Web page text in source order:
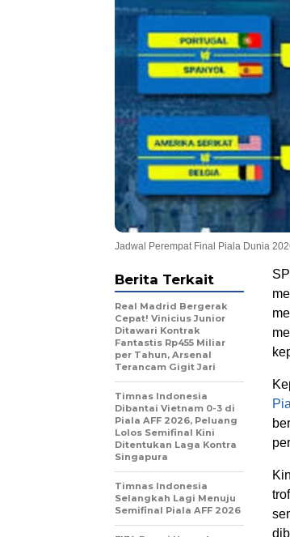
Jadwal Perempat Final Piala Dunia
Berita Terkait
Real Madrid Bergerak
Cepat! Vinicius Junior
Ditawari Kontrak
Fantastis Rp455 Miliar
per Tahun, Arsenal
Terancam Gigit Jari
Timnas Indonesia
Dibantai Vietnam 0-3 di
Piala AFF 2026, Peluang
Lolos Semifinal Kini
Ditentukan Laga Kontra
Singapura
Timnas Indonesia
Selangkah Lagi Menuju
Semifinal Piala AFF 2026